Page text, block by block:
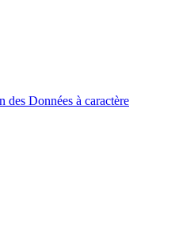
Données à caractère